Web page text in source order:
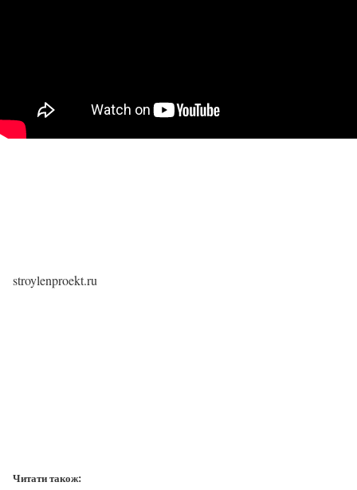
stroylenproekt.ru
Читати також: